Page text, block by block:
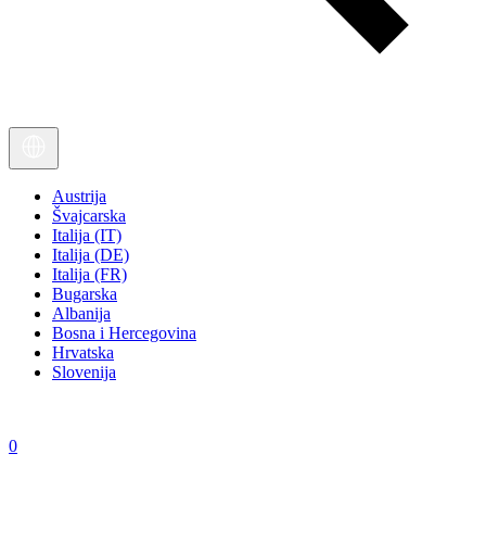
Austrija
Švajcarska
Italija (IT)
Italija (DE)
Italija (FR)
Bugarska
Albanija
Bosna i Hercegovina
Hrvatska
Slovenija
0